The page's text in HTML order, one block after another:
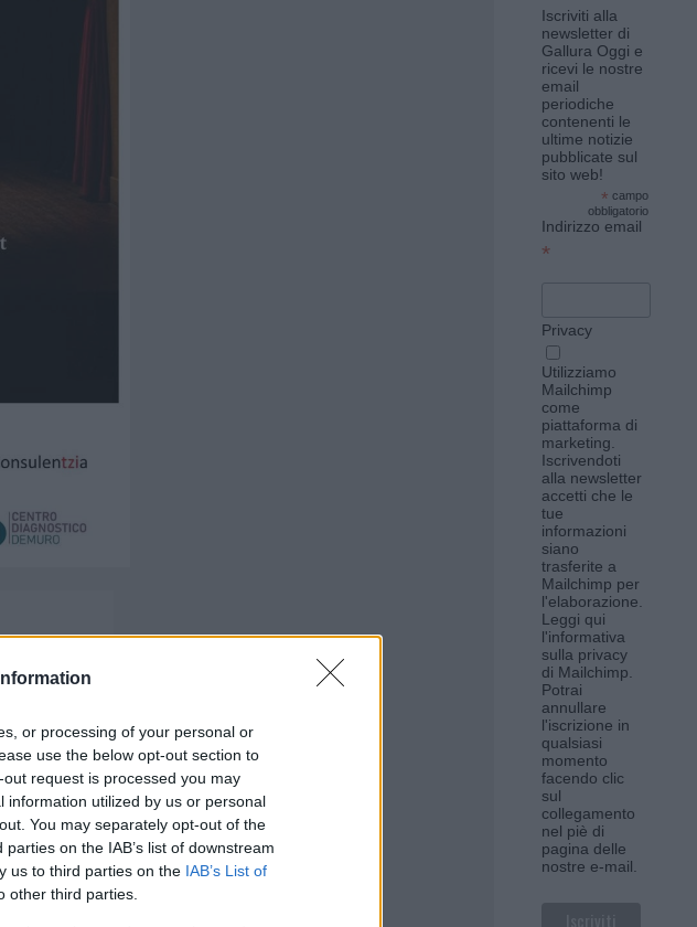
or processing of your personal or
use the below opt-out section to
request is processed you may
utilized by us or personal
You may separately opt-out of the
on the IAB’s list of downstream
us to third parties on the IAB’s List of
other third parties.
Iscriviti alla
newsletter di
Gallura Oggi e
ricevi le nostre
email
periodiche
contenenti le
ultime notizie
pubblicate sul
sito web!
* campo
obbligatorio
Indirizzo email
*
Privacy
Utilizziamo
Mailchimp
come
piattaforma di
marketing.
Iscrivendoti
alla newsletter
accetti che le
tue
informazioni
siano
trasferite a
Mailchimp per
l'elaborazione.
Leggi qui
l'informativa
sulla privacy
di Mailchimp.
Potrai
annullare
l'iscrizione in
qualsiasi
momento
facendo clic
sul
collegamento
nel piè di
pagina delle
nostre e-mail.